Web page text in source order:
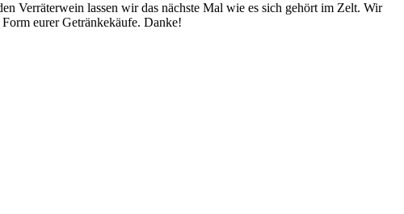
Verräterwein lassen wir das nächste Mal wie es sich gehört im Zelt. Wir
eurer Getränkekäufe. Danke!